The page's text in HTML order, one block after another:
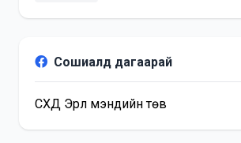
Сошиалд дагаарай
СХД Эрүүл мэндийн төв